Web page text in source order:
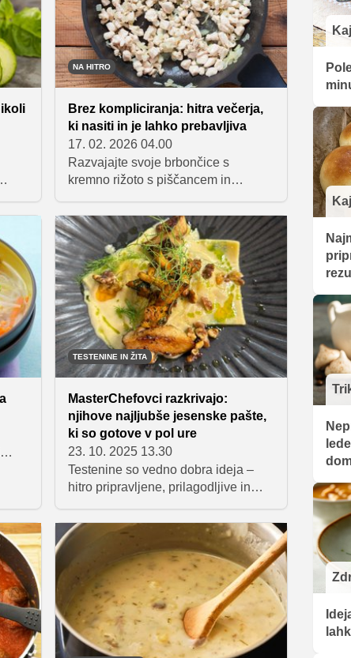
NA HITRO
Brez kompliciranja: hitra večerja,
ki nasiti in je lahko prebavljiva
17. 02. 2026 04.00
Razvajajte svoje brbončice s
kremno rižoto s piščancem in
prebavljiva jed, ki bo popolna za vaš
večerni obrok.
TESTENINE IN ŽITA
MasterChefovci razkrivajo:
njihove najljubše jesenske pašte,
ki so gotove v pol ure
23. 10. 2025 13.30
Testenine so vedno dobra ideja –
hitro pripravljene, prilagodljive in
pa postanejo prava kulinarična
tolažba. Zadiši po buči, gobah,
oreščkih in toplih omakah, ki nas
pogrejejo, ko se dnevi skrajšajo.